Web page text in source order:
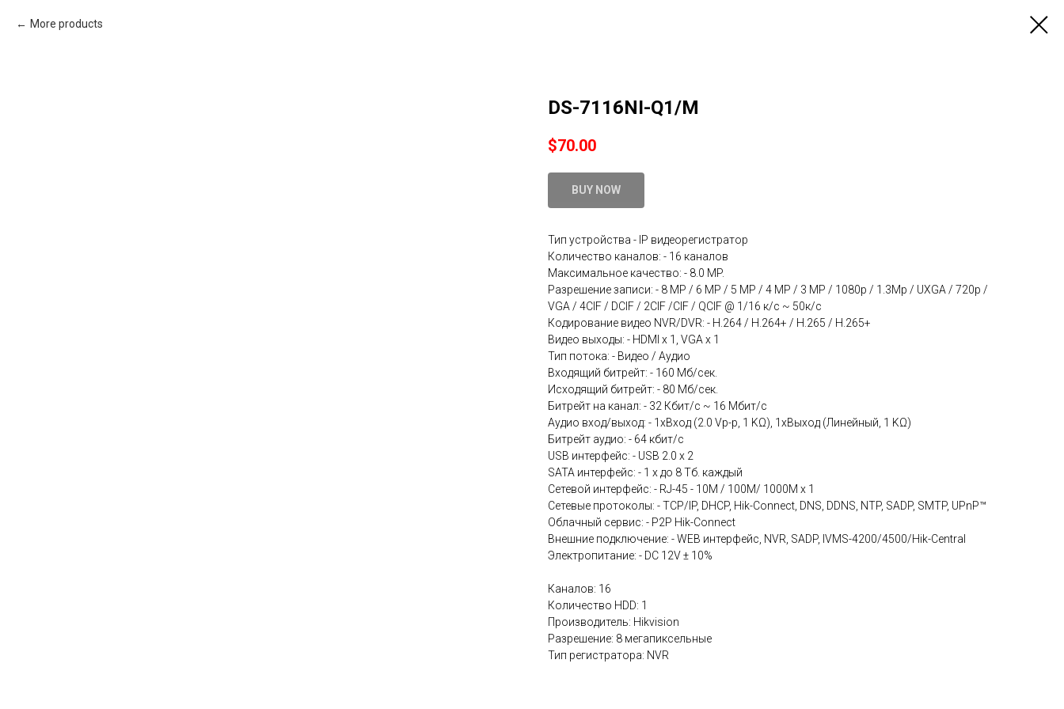
More products
DS-7116NI-Q1/M
$70.00
BUY NOW
Тип устройства - IP видеорегистратор
Количество каналов: - 16 каналов
Максимальное качество: - 8.0 MP.
Разрешение записи: - 8 MP / 6 MP / 5 MP / 4 MP / 3 MP / 1080p / 1.3Mp / UXGA / 720p /
VGA / 4CIF / DCIF / 2CIF /CIF / QCIF @ 1/16 к/с ~ 50к/с
Кодирование видео NVR/DVR: - H.264 / H.264+ / H.265 / H.265+
Видео выходы: - HDMI x 1, VGA x 1
Тип потока: - Видео / Аудио
Входящий битрейт: - 160 Мб/сек.
Исходящий битрейт: - 80 Мб/сек.
Битрейт на канал: - 32 Кбит/с ~ 16 Мбит/с
Аудио вход/выход: - 1xВход (2.0 Vp-p, 1 KΩ), 1xВыход (Линейный, 1 KΩ)
Битрейт аудио: - 64 кбит/с
USB интерфейс: - USB 2.0 x 2
SATA интерфейс: - 1 x до 8 Тб. каждый
Сетевой интерфейс: - RJ-45 - 10M / 100M/ 1000М x 1
Сетевые протоколы: - TCP/IP, DHCP, Hik-Connect, DNS, DDNS, NTP, SADP, SMTP, UPnP™
Облачный сервис: - P2P Hik-Connect
Внешние подключение: - WEB интерфейс, NVR, SADP, IVMS-4200/4500/Hik-Central
Электропитание: - DC 12V ± 10%
Каналов: 16
Количество HDD: 1
Производитель: Hikvision
Разрешение: 8 мегапиксельные
Тип регистратора: NVR